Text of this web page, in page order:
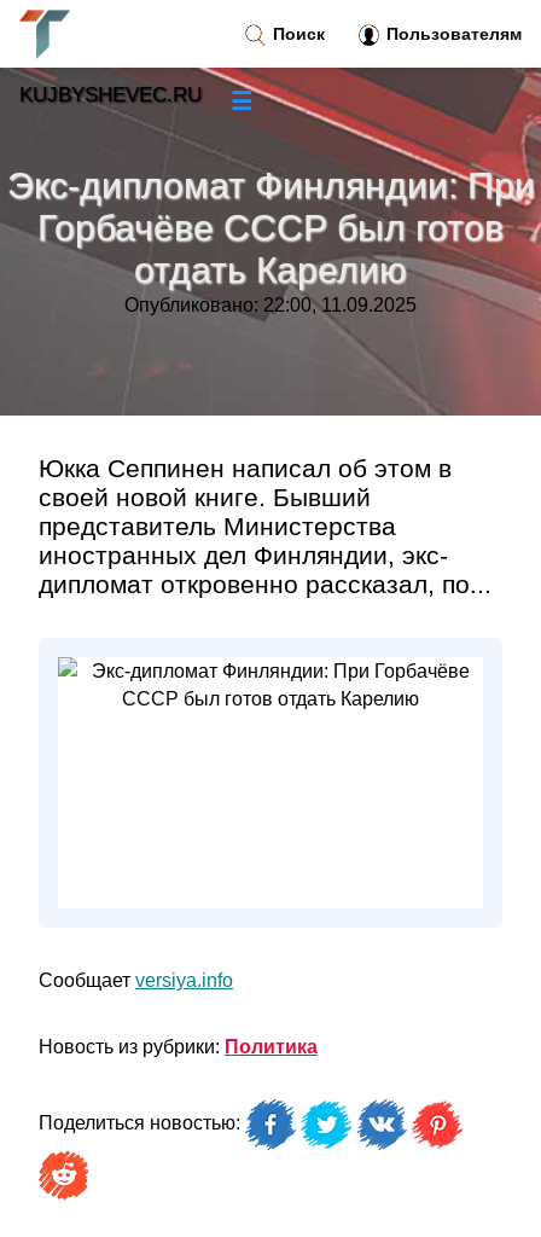
Экс-дипломат Финляндии: При
Горбачёве СССР был готов
отдать Карелию
Опубликовано: 22:00, 11.09.2025
Юкка Сеппинен написал об этом в
своей новой книге. Бывший
представитель Министерства
иностранных дел Финляндии, экс-
дипломат откровенно рассказал, по...
Сообщает versiya.info
Новость из рубрики: Политика
Поделиться новостью:
Поиск Пользователям
KUJBYSHEVEC.RU ☰
Новости»
Тренды новостей»
Рубрики»
Контакт»